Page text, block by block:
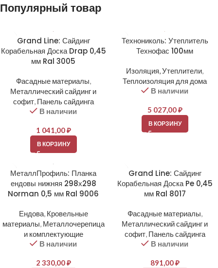
Популярный товар
Grand Line: Сайдинг
Корабельная Доска Drap 0,45
мм Ral 3005
Фасадные материалы,
Металлический сайдинг и
софит, Панель сайдинга
В наличии
1 041,00₽
В КОРЗИНУ
Технониколь: Утеплитель
Технофас 100мм
Изоляция, Утеплители,
Теплоизоляция для дома
В наличии
5 027,00₽
В КОРЗИНУ
МеталлПрофиль: Планка
ендовы нижняя 298х298
Norman 0,5 мм Ral 9006
Ендова, Кровельные
материалы, Металлочерепица
и комплектующие
В наличии
2 330,00₽
Grand Line: Сайдинг
Корабельная Доска Pe 0,45
мм Ral 8017
Фасадные материалы,
Металлический сайдинг и
софит, Панель сайдинга
В наличии
891,00₽